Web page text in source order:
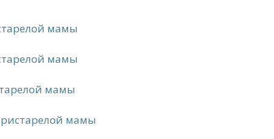
мамы
мамы
мамы
мамы